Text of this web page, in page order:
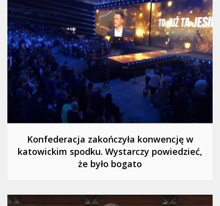
Konfederacja zakończyła konwencję w
katowickim spodku. Wystarczy powiedzieć,
że było bogato